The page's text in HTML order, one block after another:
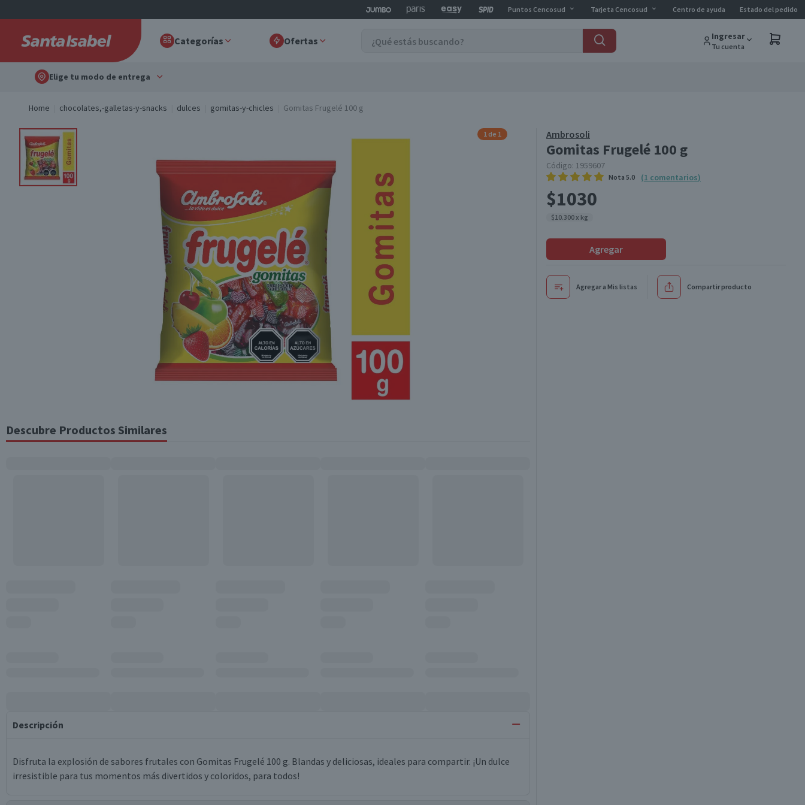
Puntos Cencosud Tarjeta Cencosud Centro de ayuda Estado del pedido
Categorías Ofertas Ingresar
Tu cuenta
Elige tu modo de entrega
Home chocolates,-galletas-y-snacks dulces gomitas-y-chicles Gomitas Frugelé 100 g
Ambrosoli
Gomitas Frugelé 100 g
Código: 1959607
Nota 5.0 (1 comentarios)
$1030
$10.300 x kg
Agregar
Agregar a Mis listas Compartir producto
1 de 1
Descubre Productos Similares
Descripción
Disfruta la explosión de sabores frutales con Gomitas Frugelé 100 g. Blandas y deliciosas, ideales para compartir. ¡Un dulce
irresistible para tus momentos más divertidos y coloridos, para todos!